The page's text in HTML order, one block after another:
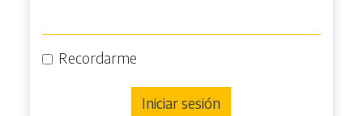
Recordarme
Iniciar sesión